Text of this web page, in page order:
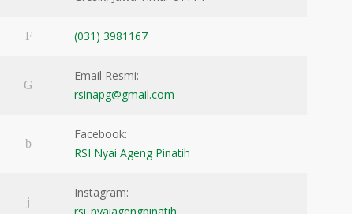
(031) 3981167
Email Resmi:
rsinapg@gmail.com
Facebook:
RSI Nyai Ageng Pinatih
Instagram: